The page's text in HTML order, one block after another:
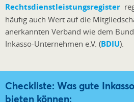
Rechtsdienstleistungsregister
häufig auch Wert auf die
anerkannten Verband wie dem
Inkasso-Unternehmen e.V. (BDIU).
Checkliste: Was gute
bieten können: